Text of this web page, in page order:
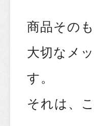
商品その
大切なメ
す。
それは、